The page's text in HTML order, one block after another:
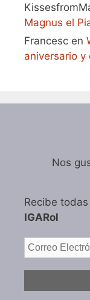
Magnus el
Francesc en
aniversario y
Nos
Recibe todas
IGARol